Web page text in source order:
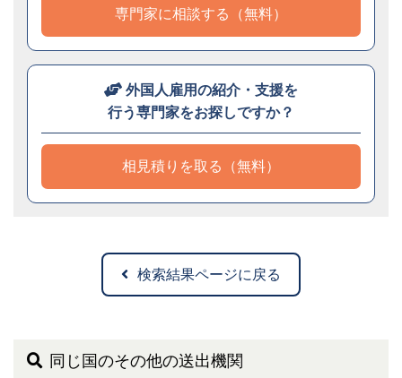
専門家に相談する（無料）
外国人雇用の紹介・支援を
行う専門家をお探しですか？
相見積りを取る（無料）
検索結果ページに戻る
同じ国のその他の送出機関